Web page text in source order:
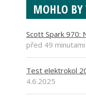
MOHLO
Scott Spark 970:
před 49 minutami
Test elektrokol
4.6.2025